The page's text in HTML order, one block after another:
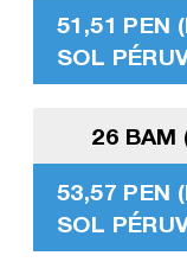
51,51 PEN
SOL
26 BAM
53,57 PEN
SOL